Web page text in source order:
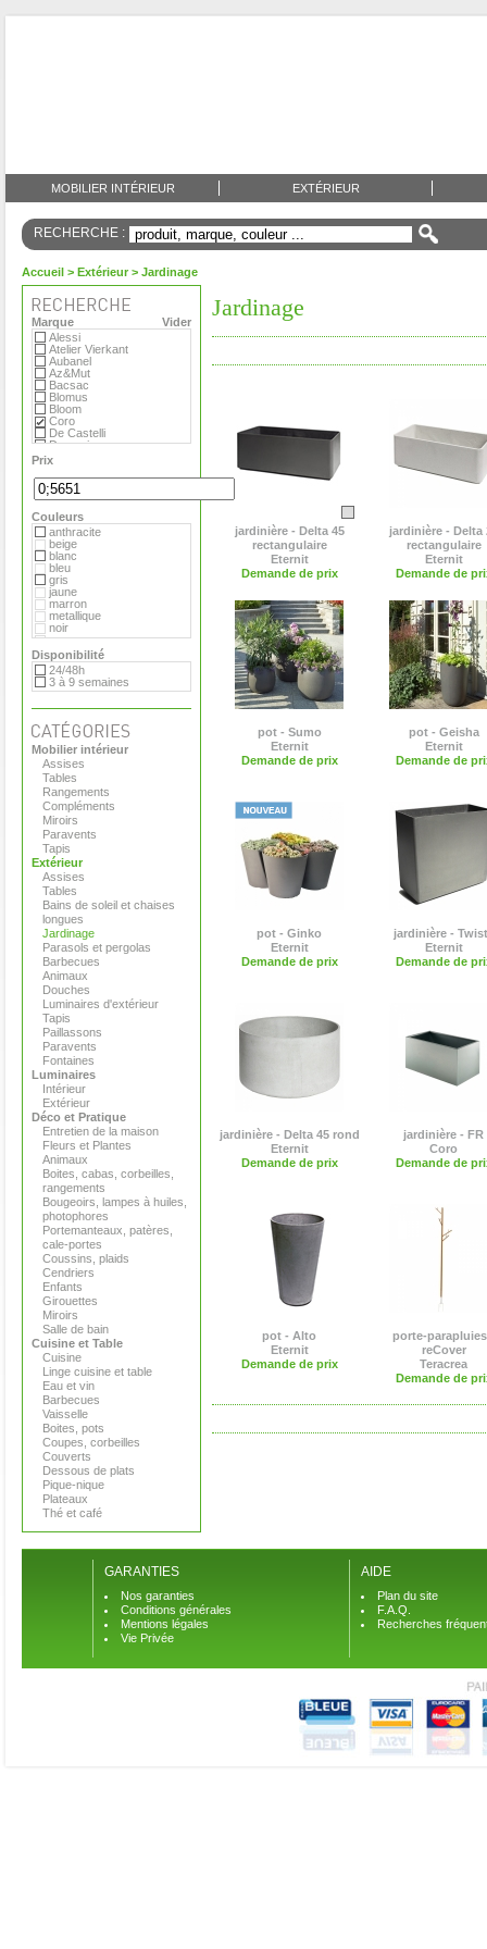
MOBILIER INTÉRIEUR EXTÉRIEUR
RECHERCHE :
Accueil > Extérieur > Jardinage
Vider
Marque
Alessi
Atelier Vierkant
Aubanel
Az&Mut
Bacsac
Blomus
Bloom
Coro
De Castelli
Domani
Emu
Eternit
Eva Solo
Extremis
Flora
Gandia Blasco
Matière Grise
Plume de carotte
Royal VKB
Serralunga
Teracrea
Tradewinds
Viteo
Prix
Couleurs
anthracite
beige
blanc
bleu
gris
jaune
marron
metallique
noir
rouge
vert
violet
Disponibilité
24/48h
3 à 9 semaines
Mobilier intérieur
Assises
Tables
Rangements
Compléments
Miroirs
Paravents
Tapis
Extérieur
Assises
Tables
Bains de soleil et chaises
longues
Jardinage
Parasols et pergolas
Barbecues
Animaux
Douches
Luminaires d'extérieur
Tapis
Paillassons
Paravents
Fontaines
Luminaires
Intérieur
Extérieur
Déco et Pratique
Entretien de la maison
Fleurs et Plantes
Animaux
Boites, cabas, corbeilles,
rangements
Bougeoirs, lampes à huiles,
photophores
Portemanteaux, patères,
cale-portes
Coussins, plaids
Cendriers
Enfants
Girouettes
Miroirs
Salle de bain
Cuisine et Table
Cuisine
Linge cuisine et table
Eau et vin
Barbecues
Vaisselle
Boites, pots
Coupes, corbeilles
Couverts
Dessous de plats
Pique-nique
Plateaux
Thé et café
Jardinage
jardinière - Delta 45
rectangulaire
Eternit
Demande de prix
jardinière - Delta
rectangulaire
Eternit
Demande de
pot - Sumo
Eternit
Demande de prix
pot - Geisha
Eternit
Demande de
pot - Ginko
Eternit
Demande de prix
jardinière -
Eternit
Demande de
jardinière - Delta 45 rond
Eternit
Demande de prix
jardinière - FR
Coro
Demande de
pot - Alto
Eternit
Demande de prix
porte-
reCover
Teracrea
Demande de
GARANTIES
Nos garanties
Conditions générales
Mentions légales
Vie Privée
AIDE
Plan du site
F.A.Q.
Recherches